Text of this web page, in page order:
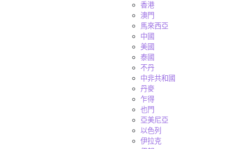
香港
澳門
馬來西亞
中國
美國
泰國
不丹
中非共和國
丹麥
乍得
也門
亞美尼亞
以色列
伊拉克